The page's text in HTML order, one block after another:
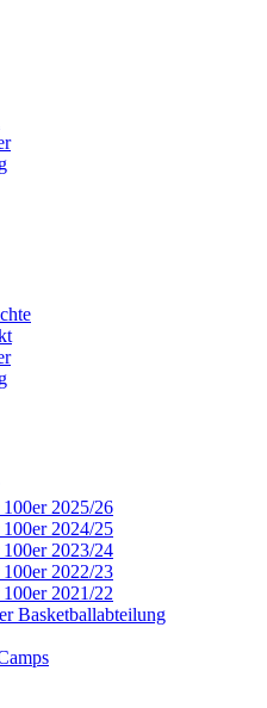
2025/26
2024/25
2023/24
2022/23
2021/22
Basketballabteilung